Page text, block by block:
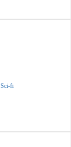
Sci-fi